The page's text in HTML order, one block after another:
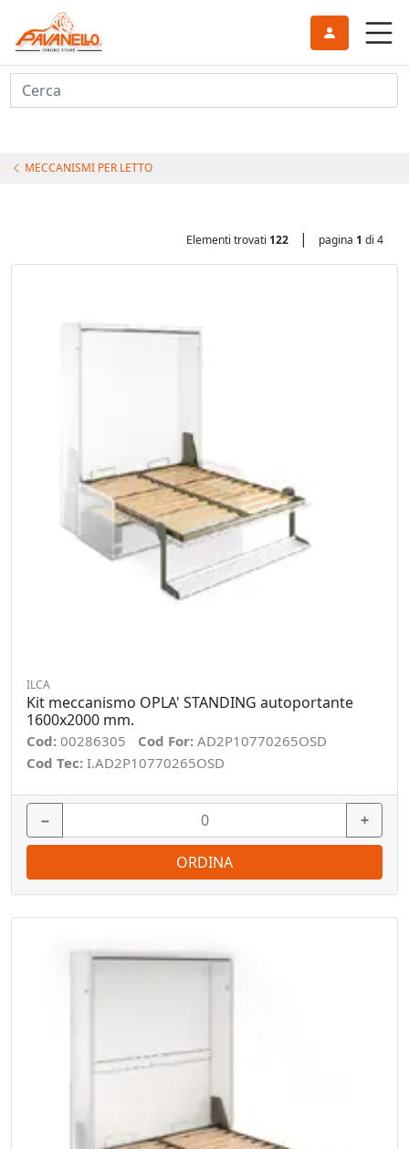
Cerca
MECCANISMI PER LETTO
Elementi trovati 122 | pagina 1 di 4
ILCA
Kit meccanismo OPLA' STANDING autoportante
1600x2000 mm.
Cod: 00286305 Cod For: AD2P10770265OSD
Cod Tec: I.AD2P10770265OSD
− +
ORDINA